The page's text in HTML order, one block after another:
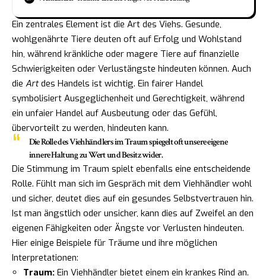
Ein zentrales Element ist die Art des Viehs. Gesunde,
wohlgenährte Tiere deuten oft auf Erfolg und Wohlstand
hin, während kränkliche oder magere Tiere auf finanzielle
Schwierigkeiten oder Verlustängste hindeuten können. Auch
die Artdes Handels ist wichtig. Ein fairer Handel
symbolisiert Ausgeglichenheit und Gerechtigkeit, während
ein unfaier Handel auf Ausbeutung oder das Gefühl,
übervorteilt zu werden, hindeuten kann.
Die Rolle des Viehhändlers im Traum spiegelt oft unsere eigene
innere Haltung zu Wert und Besitz wider.
Die Stimmung im Traum spielt ebenfalls eine entscheidende
Rolle. Fühlt man sich im Gespräch mit dem Viehhändler wohl
und sicher, deutet dies auf ein gesundes Selbstvertrauen hin.
Ist man ängstlich oder unsicher, kann dies auf Zweifel an den
eigenen Fähigkeiten oder Ängste vor Verlusten hindeuten.
Hier einige Beispiele für Träume und ihre möglichen
Interpretationen:
Traum: Ein Viehhändler bietet einem ein krankes Rind an.